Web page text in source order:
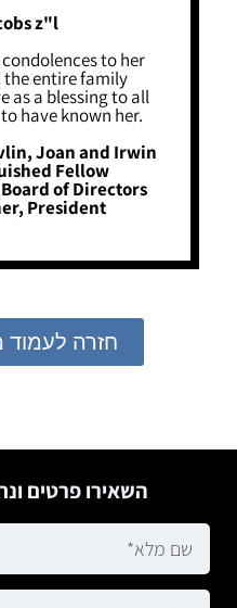
z"l
to her
the entire family
as a blessing to all
have known her.
Joan and Irwin
Fellow
of Directors
President
חזרה לעמוד
השאירו פרטים